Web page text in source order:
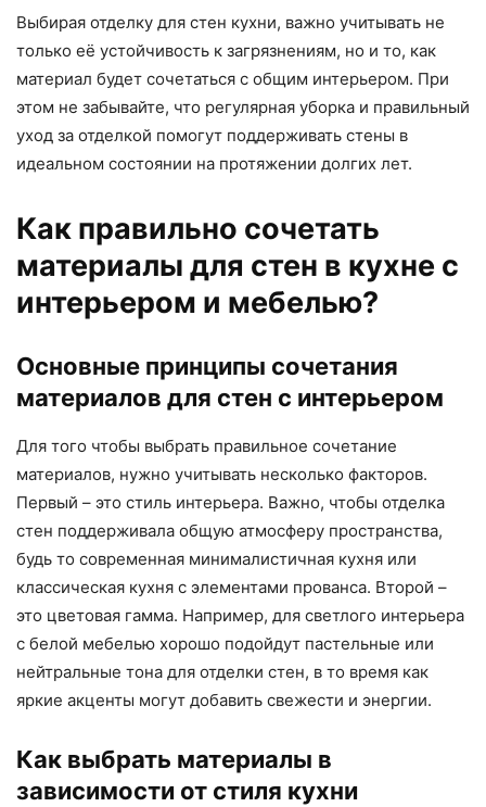
Выбирая отделку для стен кухни, важно учитывать не
только её устойчивость к загрязнениям, но и то, как
материал будет сочетаться с общим интерьером. При
этом не забывайте, что регулярная уборка и правильный
уход за отделкой помогут поддерживать стены в
идеальном состоянии на протяжении долгих лет.
Как правильно сочетать
материалы для стен в кухне с
интерьером и мебелью?
Основные принципы сочетания
материалов для стен с интерьером
Для того чтобы выбрать правильное сочетание
материалов, нужно учитывать несколько факторов.
Первый – это стиль интерьера. Важно, чтобы отделка
стен поддерживала общую атмосферу пространства,
будь то современная минималистичная кухня или
классическая кухня с элементами прованса. Второй –
это цветовая гамма. Например, для светлого интерьера
с белой мебелью хорошо подойдут пастельные или
нейтральные тона для отделки стен, в то время как
яркие акценты могут добавить свежести и энергии.
Как выбрать материалы в
зависимости от стиля кухни